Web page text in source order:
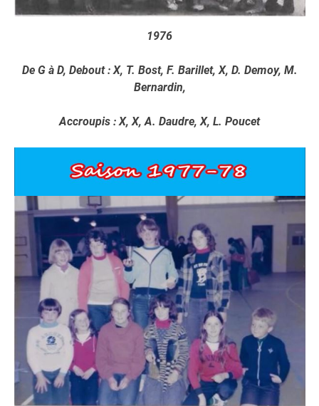
1976
De G à D, Debout : X, T. Bost, F. Barillet, X, D. Demoy, M.
Bernardin,
Accroupis : X, X, A. Daudre, X, L. Poucet